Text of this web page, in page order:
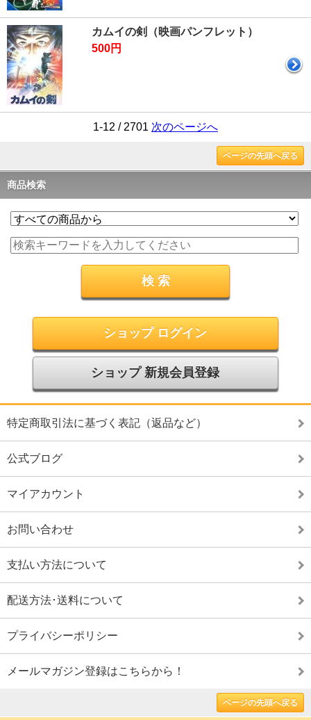
カムイの剣（映画パンフレット）
500円
1-12 / 2701 次のページへ
ページの先頭へ戻る
商品検索
ショップ ログイン
ショップ 新規会員登録
特定商取引法に基づく表記（返品など）
公式ブログ
マイアカウント
お問い合わせ
支払い方法について
配送方法･送料について
プライバシーポリシー
メールマガジン登録はこちらから！
ページの先頭へ戻る